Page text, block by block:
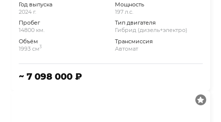
Год выпуска
2024 г.
Пробег
14800 км.
Объём
1993 см3
Мощность
197 л.с.
Тип двигателя
Гибрид (дизель+электро)
Трансмиссия
Автомат
~ 7 098 000 ₽